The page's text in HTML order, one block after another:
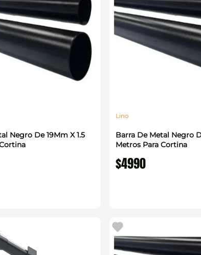
Negro De 19Mm X 1.5
Lino
Barra De Metal Negro
Metros Para Cortina
$4990